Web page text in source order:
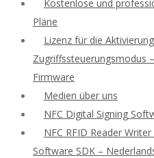
Kostenlose und
Pläne
Lizenz für die
Zugriffssteuerungsmodus
Firmware
Medien über uns
NFC Digital Signing
NFC RFID Reader
Software SDK –